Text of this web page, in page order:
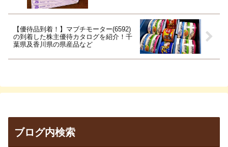
【優待品到着！】マブチモーター(6592)
の到着した株主優待カタログを紹介！千
葉県及香川県の県産品など
ブログ内検索